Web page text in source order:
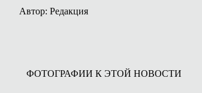
Автор: Редакция
ФОТОГРАФИИ К ЭТОЙ НОВОСТИ